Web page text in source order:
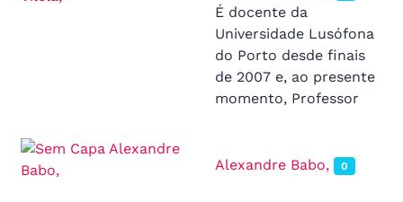
É docente da
Universidade Lusófona
do Porto desde finais
de 2007 e, ao presente
momento, Professor
Alexandre Babo, 0